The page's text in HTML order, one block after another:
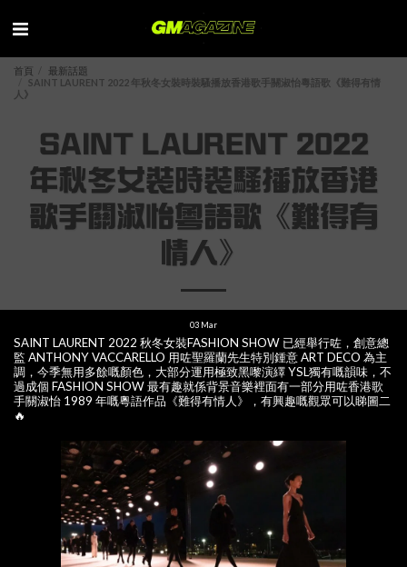
首頁
最新話題
SAINT LAURENT 2022 年秋冬女裝時裝騷播放香港歌手關淑怡粵語歌《難得有情
人》
SAINT LAURENT 2022
年秋冬女裝時裝騷播放香港
歌手關淑怡粵語歌《難得有
情人》
03 Mar
SAINT LAURENT 2022 秋冬女裝FASHION SHOW 已經舉行咗，創意總
監 ANTHONY VACCARELLO 用咗聖羅蘭先生特別鍾意 ART DECO 為主
調，今季無用多餘嘅顏色，大部分運用極致黑嚟演繹 YSL獨有嘅韻味，不
過成個 FASHION SHOW 最有趣就係背景音樂裡面有一部分用咗香港歌
手關淑怡 1989 年嘅粵語作品《難得有情人》，有興趣嘅觀眾可以睇圖二
🔥